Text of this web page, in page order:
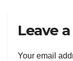
Leave
Your email